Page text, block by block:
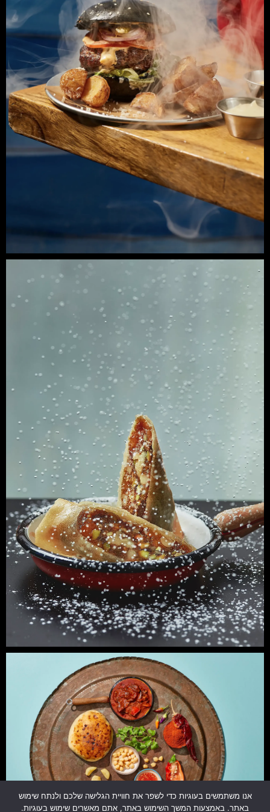
אנו משתמשים בעוגיות כדי לשפר את חוויית הגלישה שלכם ולנתח שימוש
באתר. באמצעות המשך השימוש באתר, אתם מאשרים שימוש בעוגיות.